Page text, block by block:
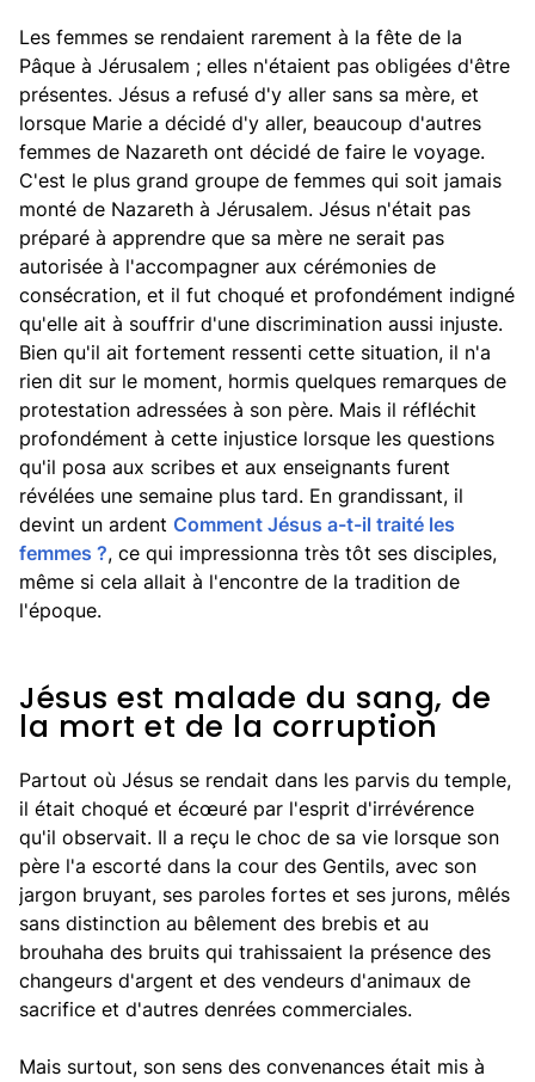
Les femmes se rendaient rarement à la fête de la
Pâque à Jérusalem ; elles n'étaient pas obligées d'être
présentes. Jésus a refusé d'y aller sans sa mère, et
lorsque Marie a décidé d'y aller, beaucoup d'autres
femmes de Nazareth ont décidé de faire le voyage.
C'est le plus grand groupe de femmes qui soit jamais
monté de Nazareth à Jérusalem. Jésus n'était pas
préparé à apprendre que sa mère ne serait pas
autorisée à l'accompagner aux cérémonies de
consécration, et il fut choqué et profondément indigné
qu'elle ait à souffrir d'une discrimination aussi injuste.
Bien qu'il ait fortement ressenti cette situation, il n'a
rien dit sur le moment, hormis quelques remarques de
protestation adressées à son père. Mais il réfléchit
profondément à cette injustice lorsque les questions
qu'il posa aux scribes et aux enseignants furent
révélées une semaine plus tard. En grandissant, il
devint un ardent Comment Jésus a-t-il traité les
femmes ?, ce qui impressionna très tôt ses disciples,
même si cela allait à l'encontre de la tradition de
l'époque.
Jésus est malade du sang, de
la mort et de la corruption
Partout où Jésus se rendait dans les parvis du temple,
il était choqué et écœuré par l'esprit d'irrévérence
qu'il observait. Il a reçu le choc de sa vie lorsque son
père l'a escorté dans la cour des Gentils, avec son
jargon bruyant, ses paroles fortes et ses jurons, mêlés
sans distinction au bêlement des brebis et au
brouhaha des bruits qui trahissaient la présence des
changeurs d'argent et des vendeurs d'animaux de
sacrifice et d'autres denrées commerciales.
Mais surtout, son sens des convenances était mis à